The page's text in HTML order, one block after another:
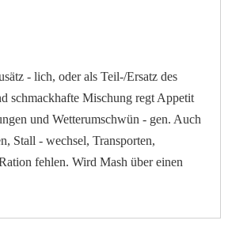
- lich, oder als Teil-/Ersatz des
schmackhafte Mischung regt Appetit
und Wetterumschwün - gen. Auch
Stall - wechsel, Transporten,
fehlen. Wird Mash über einen